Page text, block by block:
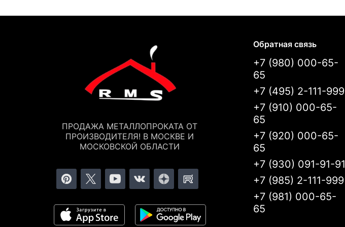
ПРОДАЖА МЕТАЛЛОПРОКАТА ОТ
ПРОИЗВОДИТЕЛЯ! В МОСКВЕ И
МОСКОВСКОЙ ОБЛАСТИ
Обратная связь
+7 (980) 000-65-
65
+7 (495) 2-111-999
+7 (910) 000-65-
65
+7 (920) 000-65-
65
+7 (930) 091-91-91
+7 (985) 2-111-999
+7 (981) 000-65-
65